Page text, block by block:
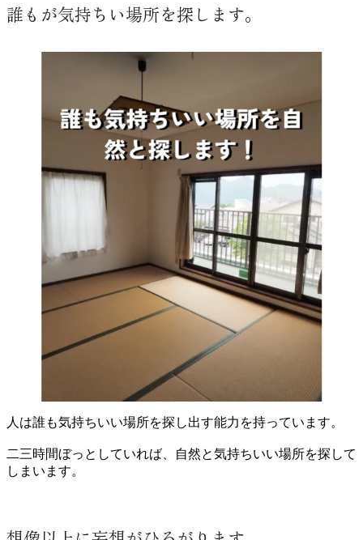
誰もが気持ちい場所を探します。
人は誰も気持ちいい場所を探し出す能力を持っています。
二三時間ぼっとしていれば、自然と気持ちいい場所を探して
しまいます。